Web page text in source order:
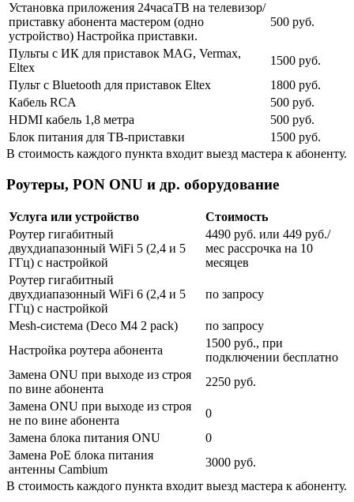
Установка приложения 24часаТВ на телевизор/
приставку абонента мастером (одно
устройство) Настройка приставки.
500 руб.
Пульты с ИК для приставок MAG, Vermax,
Eltex
1500 руб.
Пульт с Bluetooth для приставок Eltex
1800 руб.
Кабель RCA
500 руб.
HDMI кабель 1,8 метра
500 руб.
Блок питания для ТВ-приставки
1500 руб.
В стоимость каждого пункта входит выезд мастера к абоненту.
Роутеры, PON ONU и др. оборудование
Услуга или устройство
Стоимость
Роутер гигабитный
двухдиапазонный WiFi 5 (2,4 и 5
ГГц) с настройкой
4490 руб. или 449 руб./
мес рассрочка на 10
месяцев
Роутер гигабитный
двухдиапазонный WiFi 6 (2,4 и 5
ГГц) с настройкой
по запросу
Mesh-система (Deco M4 2 pack)
по запросу
Настройка роутера абонента
1500 руб., при
подключении бесплатно
Замена ONU при выходе из строя
по вине абонента
2250 руб.
Замена ONU при выходе из строя
не по вине абонента
0
Замена блока питания ONU
0
Замена PoE блока питания
антенны Cambium
3000 руб.
В стоимость каждого пункта входит выезд мастера к абоненту.